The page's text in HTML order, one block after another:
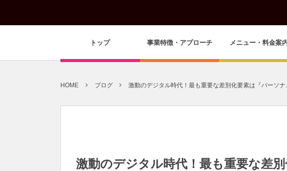
トップ 事業特徴・アプローチ メニュー・料金案
HOME ブログ 激動のデジタル時代！最も重要な差別化要素は『パーソナ
激動のデジタル時代！最も重要な差